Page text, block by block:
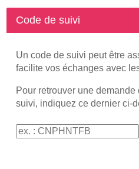
Code de suivi
Un code de suivi peut être
facilite vos échanges avec
Pour retrouver une demande
suivi, indiquez ce dernier ci-
Code de suivi